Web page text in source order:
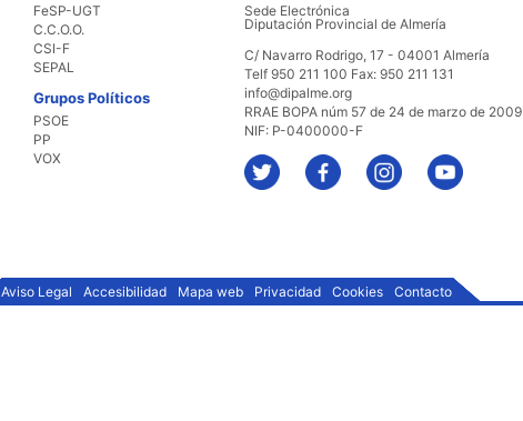
FeSP-UGT
C.C.O.O.
CSI-F
SEPAL
Grupos Políticos
PSOE
PP
VOX
Sede Electrónica
Diputación Provincial de Almería
C/ Navarro Rodrigo, 17 - 04001 Almería
Telf 950 211 100 Fax: 950 211 131
info@dipalme.org
RRAE BOPA núm 57 de 24 de marzo de 2009
NIF: P-0400000-F
Aviso Legal Accesibilidad Mapa web Privacidad Cookies Contacto